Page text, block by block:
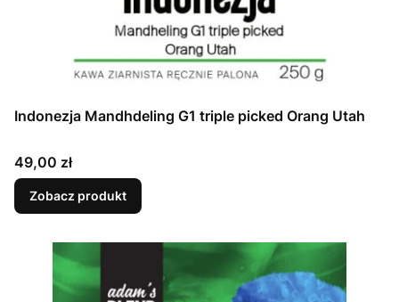
Indonezja Mandhdeling G1 triple picked Orang Utah
Cena
49,00 zł
Zobacz produkt